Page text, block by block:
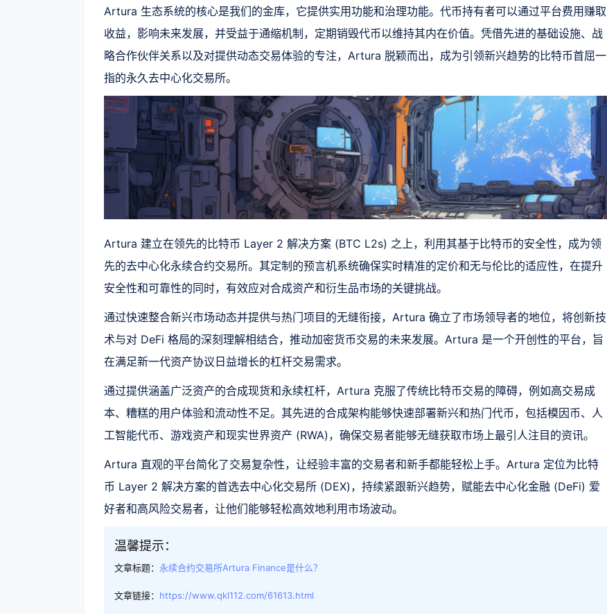
Artura 生态系统的核心是我们的金库，它提供实用功能和治理功能。代币持有者可以通过平台费用赚取
收益，影响未来发展，并受益于通缩机制，定期销毁代币以维持其内在价值。凭借先进的基础设施、战
略合作伙伴关系以及对提供动态交易体验的专注，Artura 脱颖而出，成为引领新兴趋势的比特币首屈一
指的永久去中心化交易所。
Artura 建立在领先的比特币 Layer 2 解决方案 (BTC L2s) 之上，利用其基于比特币的安全性，成为领
先的去中心化永续合约交易所。其定制的预言机系统确保实时精准的定价和无与伦比的适应性，在提升
安全性和可靠性的同时，有效应对合成资产和衍生品市场的关键挑战。
通过快速整合新兴市场动态并提供与热门项目的无缝衔接，Artura 确立了市场领导者的地位，将创新技
术与对 DeFi 格局的深刻理解相结合，推动加密货币交易的未来发展。Artura 是一个开创性的平台，旨
在满足新一代资产协议日益增长的杠杆交易需求。
通过提供涵盖广泛资产的合成现货和永续杠杆，Artura 克服了传统比特币交易的障碍，例如高交易成
本、糟糕的用户体验和流动性不足。其先进的合成架构能够快速部署新兴和热门代币，包括模因币、人
工智能代币、游戏资产和现实世界资产 (RWA)，确保交易者能够无缝获取市场上最引人注目的资讯。
Artura 直观的平台简化了交易复杂性，让经验丰富的交易者和新手都能轻松上手。Artura 定位为比特
币 Layer 2 解决方案的首选去中心化交易所 (DEX)，持续紧跟新兴趋势，赋能去中心化金融 (DeFi) 爱
好者和高风险交易者，让他们能够轻松高效地利用市场波动。
温馨提示：
文章标题： 永续合约交易所Artura Finance是什么？
文章链接： https://www.qkl112.com/61613.html